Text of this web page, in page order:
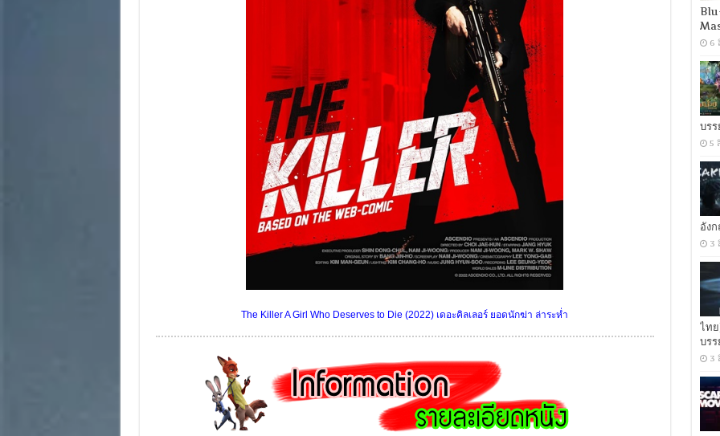
The Killer A Girl Who Deserves to Die (2022) เดอะคิลเลอร์ ยอดนักฆ่า ล่าระห่ำ
6
บร
5
อัง
3
ไท
บร
3